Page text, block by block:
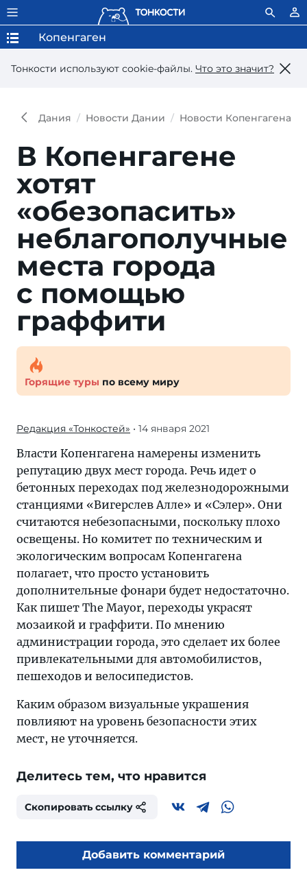
Тонкости используют сookie-файлы. Что это значит?
Копенгаген
Дания Новости Дании Новости Копенгагена
В Копенгагене
хотят
«обезопасить»
неблагополучные
места города
с помощью
граффити
Горящие туры по всему миру
Редакция «Тонкостей» • 14 января 2021
Власти Копенгагена намерены изменить
репутацию двух мест города. Речь идет о
бетонных переходах под железнодорожными
станциями «Вигерслев Алле» и «Сэлер». Они
считаются небезопасными, поскольку плохо
освещены. Но комитет по техническим и
экологическим вопросам Копенгагена
полагает, что просто установить
дополнительные фонари будет недостаточно.
Как пишет The Mayor, переходы украсят
мозаикой и граффити. По мнению
администрации города, это сделает их более
привлекательными для автомобилистов,
пешеходов и велосипедистов.
Каким образом визуальные украшения
повлияют на уровень безопасности этих
мест, не уточняется.
Делитесь тем, что нравится
Скопировать ссылку
Добавить комментарий